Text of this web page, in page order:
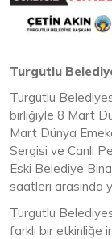
Turgutlu
Turgutlu
birliğiyle 8 Mart
Mart Dünya
Sergisi ve Canlı
Eski Belediye
saatleri arasında
Turgutlu
farklı bir etkinliğe